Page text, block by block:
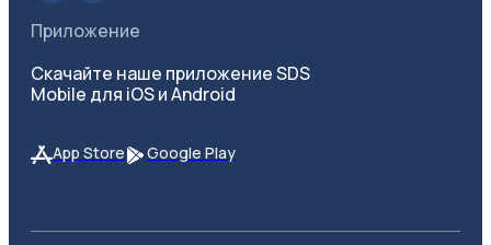
Приложение
Скачайте наше приложение SDS
Mobile для iOS и Android
App Store Google Play